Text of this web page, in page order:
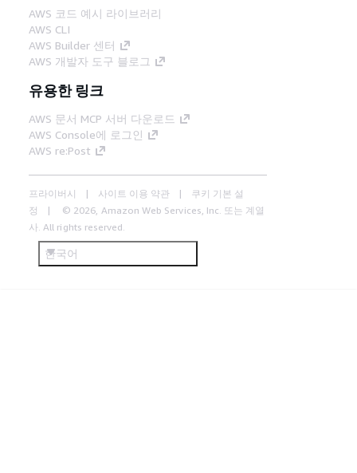
AWS 코드 예시 라이브러리
AWS CLI
AWS Builder 센터
AWS 개발자 도구 블로그
유용한 링크
AWS 문서 MCP 서버 다운로드
AWS Console에 로그인
AWS re:Post
프라이버시 사이트 이용 약관
쿠키 기본 설
정
© 2026, Amazon Web Services, Inc. 또는 계열
사. All rights reserved.
한국어